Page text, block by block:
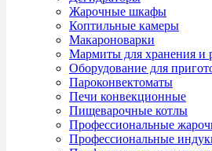
Жарочные шкафы
Коптильные камеры
Макароноварки
Мармиты для хранения и
Оборудование для
Пароконвектоматы
Печи конвекционные
Пищеварочные котлы
Профессиональные
Профессиональные